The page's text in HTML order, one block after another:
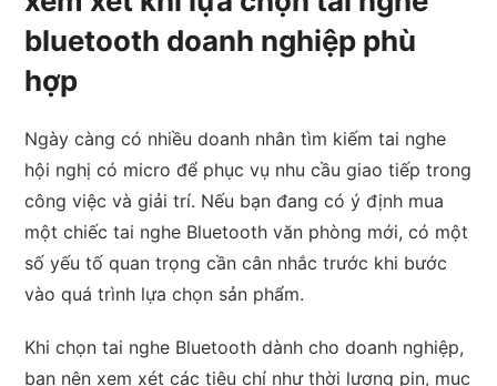
bluetooth doanh nghiệp phù
hợp
Ngày càng có nhiều doanh nhân tìm kiếm tai nghe
hội nghị có micro để phục vụ nhu cầu giao tiếp trong
công việc và giải trí. Nếu bạn đang có ý định mua
một chiếc tai nghe Bluetooth văn phòng mới, có một
số yếu tố quan trọng cần cân nhắc trước khi bước
vào quá trình lựa chọn sản phẩm.
Khi chọn tai nghe Bluetooth dành cho doanh nghiệp,
bạn nên xem xét các tiêu chí như thời lượng pin, mục